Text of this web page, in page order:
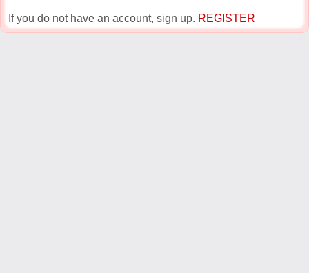
If you do not have an account, sign up. REGISTER